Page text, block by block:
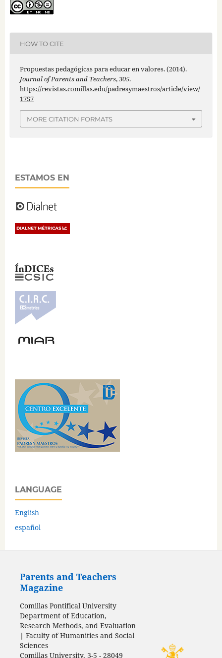
HOW TO CITE
Propuestas pedagógicas para educar en valores. (2014).
Journal of Parents and Teachers,305.
https://revistas.comillas.edu/padresymaestros/article/view/
1757
MORE CITATION FORMATS
ESTAMOS EN
LANGUAGE
English
español
Parents and Teachers
Magazine
Comillas Pontifical University
Department of Education,
Research Methods, and Evaluation
| Faculty of Humanities and Social
Sciences
Comillas University, 3-5 - 28049